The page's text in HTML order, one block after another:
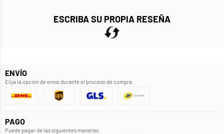
ESCRIBA SU PROPIA RESEÑA
ENVÍO
Elija la opción de envío durante el proceso de compra.
PAGO
Puede pagar de las siguientes maneras.